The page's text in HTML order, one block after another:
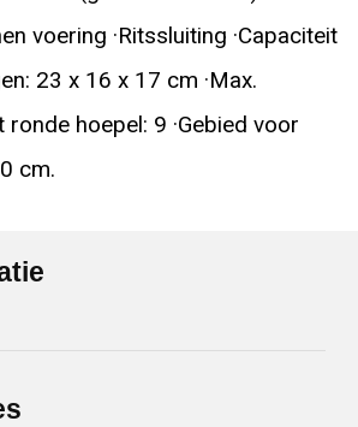
voering ·Ritssluiting ·Capaciteit
23 x 16 x 17 cm ·Max.
hoepel: 9 ·Gebied voor
cm.